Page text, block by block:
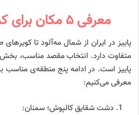
معرفی ۵ مکان برای کمپ پاییزی
پاییز در ایران از شمال مه‌آلود تا
متفاوت دارد. انتخاب مقصد مناسب،
پاییز است. در ادامه پنج منطقه‌ی مناسب
معرفی می‌کنیم:
دشت شقایق کالپوش؛ سمنان: